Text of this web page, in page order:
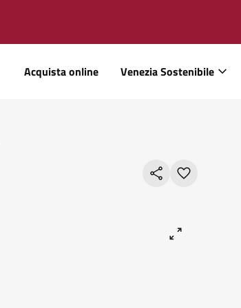
Acquista online Venezia Sostenibile